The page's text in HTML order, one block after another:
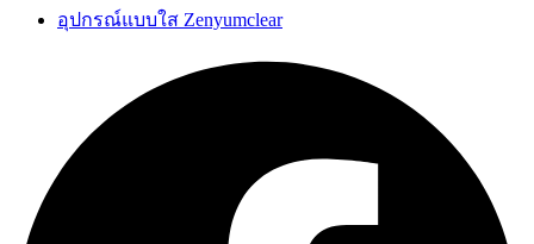
อุปกรณ์แบบใส Zenyumclear